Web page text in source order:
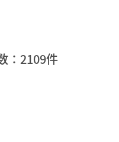
： 2109件